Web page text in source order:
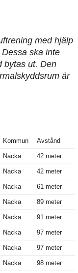
med hjälp
ska inte
bytas ut. Den
är
Kommun Avstånd
Nacka 42 meter
Nacka 42 meter
Nacka 61 meter
Nacka 89 meter
Nacka 91 meter
Nacka 97 meter
Nacka 97 meter
Nacka 98 meter